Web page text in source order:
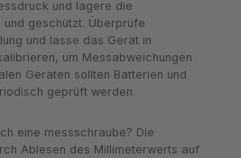
und lagere die
geschützt. Überprüfe
und lasse das Gerät in
um Messabweichungen
Geräten sollten Batterien und
geprüft werden.
eine messschraube? Die
Ablesen des Millimeterwerts auf